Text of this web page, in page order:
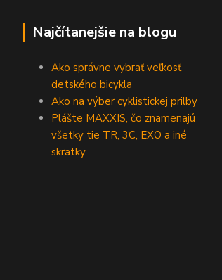
Najčítanejšie na blogu
Ako správne vybrať veľkosť
detského bicykla
Ako na výber cyklistickej prilby
Plášte MAXXIS, čo znamenajú
všetky tie TR, 3C, EXO a iné
skratky